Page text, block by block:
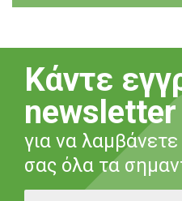
Κάντε
newsletter
για να
σας όλα τα